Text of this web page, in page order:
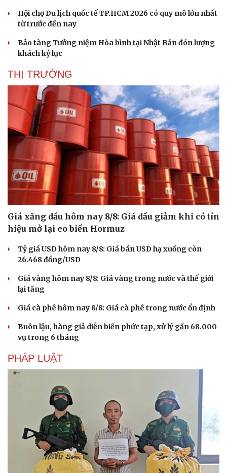
Ăn sạch sống khỏe
Hội chợ Du lịch quốc tế TP.HCM 2026 có quy mô lớn nhất
từ trước đến nay
Bảo tàng Tưởng niệm Hòa bình tại Nhật Bản đón lượng
khách kỷ lục
THỊ TRƯỜNG
Giá xăng dầu hôm nay 8/8: Giá dầu giảm khi có tín
hiệu mở lại eo biển Hormuz
Tỷ giá USD hôm nay 8/8: Giá bán USD hạ xuống còn
26.468 đồng/USD
Giá vàng hôm nay 8/8: Giá vàng trong nước và thế giới
lại tăng
Giá cà phê hôm nay 8/8: Giá cà phê trong nước ổn định
Buôn lậu, hàng giả diễn biến phức tạp, xử lý gần 68.000
vụ trong 6 tháng
PHÁP LUẬT